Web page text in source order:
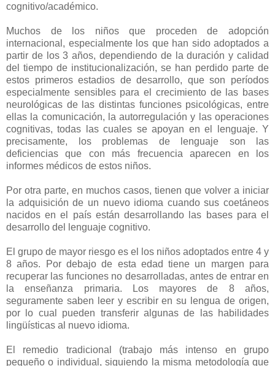
cognitivo/académico.
Muchos de los niños que proceden de adopción
internacional, especialmente los que han sido adoptados a
partir de los 3 años, dependiendo de la duración y calidad
del tiempo de institucionalización, se han perdido parte de
estos primeros estadios de desarrollo, que son períodos
especialmente sensibles para el crecimiento de las bases
neurológicas de las distintas funciones psicológicas, entre
ellas la comunicación, la autorregulación y las operaciones
cognitivas, todas las cuales se apoyan en el lenguaje. Y
precisamente, los problemas de lenguaje son las
deficiencias que con más frecuencia aparecen en los
informes médicos de estos niños.
Por otra parte, en muchos casos, tienen que volver a iniciar
la adquisición de un nuevo idioma cuando sus coetáneos
nacidos en el país están desarrollando las bases para el
desarrollo del lenguaje cognitivo.
El grupo de mayor riesgo es el los niños adoptados entre 4 y
8 años. Por debajo de esta edad tiene un margen para
recuperar las funciones no desarrolladas, antes de entrar en
la enseñanza primaria. Los mayores de 8 años,
seguramente saben leer y escribir en su lengua de origen,
por lo cual pueden transferir algunas de las habilidades
lingüísticas al nuevo idioma.
El remedio tradicional (trabajo más intenso en grupo
pequeño o individual, siguiendo la misma metodología que